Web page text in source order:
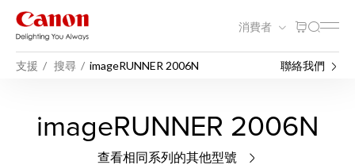
消費者
支援 搜尋 imageRUNNER 2006N 聯絡我們
imageRUNNER 2006N
查看相同系列的其他型號